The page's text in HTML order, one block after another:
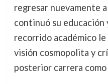
regresar nuevamente
continuó su
recorrido académico
visión cosmopolita y
posterior carrera